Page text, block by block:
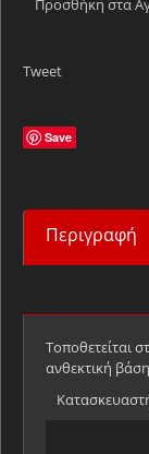
Tweet
Save
Περιγραφή
Τοποθετείται
ανθεκτική